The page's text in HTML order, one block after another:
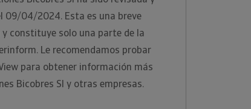
09/04/2024. Esta es una breve
constituye solo una parte de la
Le recomendamos probar
para obtener información más
Bicobres Sl y otras empresas.